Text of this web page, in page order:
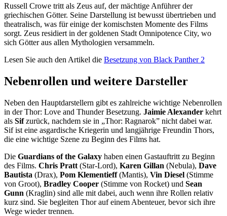
Russell Crowe tritt als Zeus auf, der mächtige Anführer der
griechischen Götter. Seine Darstellung ist bewusst übertrieben und
theatralisch, was für einige der komischsten Momente des Films
sorgt. Zeus residiert in der goldenen Stadt Omnipotence City, wo
sich Götter aus allen Mythologien versammeln.
Lesen Sie auch den Artikel die Besetzung von Black Panther 2
Nebenrollen und weitere Darsteller
Neben den Hauptdarstellern gibt es zahlreiche wichtige Nebenrollen
in der Thor: Love and Thunder Besetzung. Jaimie Alexander kehrt
als Sifzurück, nachdem sie in „Thor: Ragnarok” nicht dabei war.
Sif ist eine asgardische Kriegerin und langjährige Freundin Thors,
die eine wichtige Szene zu Beginn des Films hat.
Die Guardians of the Galaxy haben einen Gastauftritt zu Beginn
des Films. Chris Pratt (Star-Lord), Karen Gillan (Nebula), Dave
Bautista (Drax), Pom Klementieff(Mantis), Vin Diesel (Stimme
von Groot), Bradley Cooper (Stimme von Rocket) und Sean
Gunn (Kraglin) sind alle mit dabei, auch wenn ihre Rollen relativ
kurz sind. Sie begleiten Thor auf einem Abenteuer, bevor sich ihre
Wege wieder trennen.